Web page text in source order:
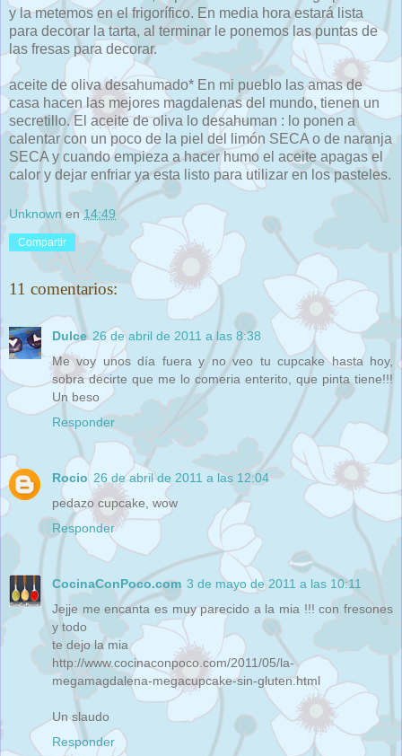
y la metemos en el frigorífico. En media hora estará lista
para decorar la tarta, al terminar le ponemos las puntas de
las fresas para decorar.
aceite de oliva desahumado* En mi pueblo las amas de
casa hacen las mejores magdalenas del mundo, tienen un
secretillo. El aceite de oliva lo desahuman : lo ponen a
calentar con un poco de la piel del limón SECA o de naranja
SECA y cuando empieza a hacer humo el aceite apagas el
calor y dejar enfriar ya esta listo para utilizar en los pasteles.
Unknown en 14:49
Compartir
11 comentarios:
Dulce 26 de abril de 2011 a las 8:38
Me voy unos día fuera y no veo tu cupcake hasta hoy,
sobra decirte que me lo comeria enterito, que pinta tiene!!!
Un beso
Responder
Rocio 26 de abril de 2011 a las 12:04
pedazo cupcake, wow
Responder
CocinaConPoco.com 3 de mayo de 2011 a las 10:11
Jejje me encanta es muy parecido a la mia !!! con fresones
y todo
te dejo la mia
http://www.cocinaconpoco.com/2011/05/la-
megamagdalena-megacupcake-sin-gluten.html
Un slaudo
Responder